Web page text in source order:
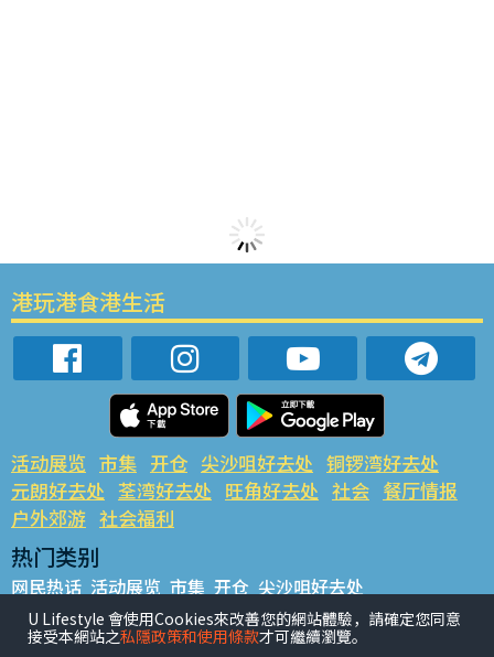
港玩港食港生活
活动展览 市集 开仓 尖沙咀好去处 铜锣湾好去处
元朗好去处 荃湾好去处 旺角好去处 社会 餐厅情报
户外郊游 社会福利
热门类别
网民热话 活动展览 市集 开仓 尖沙咀好去处
铜锣湾好去处 元朗好去处 荃湾好去处 旺角好去处 社会
餐厅情报 户外郊游
U Lifestyle 會使用Cookies來改善您的網站體驗，請確定您同意
接受本網站之私隱政策和使用條款才可繼續瀏覽。